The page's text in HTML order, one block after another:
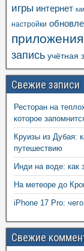
игры интернет
настройки
приложения
запись учётная
Свежие записи
Ресторан на
которое
Круизы из Дубая:
путешествию
Инди на воде: как
На метеоре до
iPhone 17 Pro:
Свежие